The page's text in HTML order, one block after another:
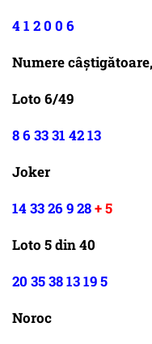
4 1 2 0 0 6
Numere
Loto 6/49
8 6 33 31 42 13
Joker
14 33 26 9 28+ 5
Loto 5 din 40
20 35 38 13 19 5
Noroc